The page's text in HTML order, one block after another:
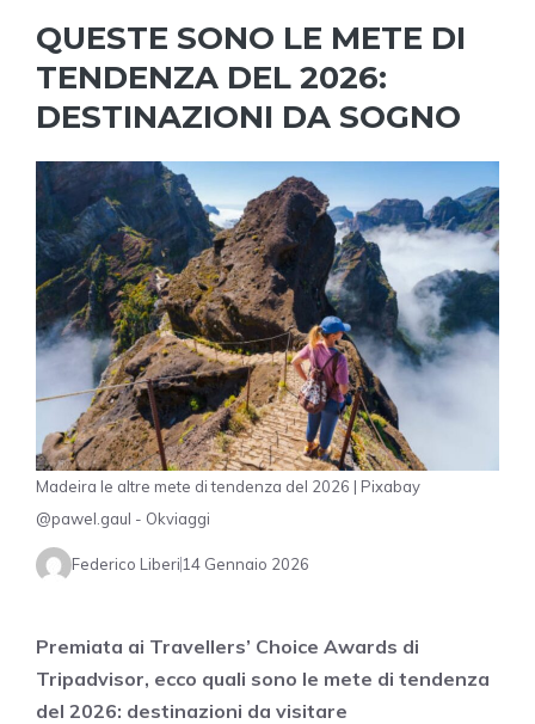
QUESTE SONO LE METE DI
TENDENZA DEL 2026:
DESTINAZIONI DA SOGNO
Madeira le altre mete di tendenza del 2026 | Pixabay
@pawel.gaul - Okviaggi
Federico Liberi14 Gennaio 2026
Premiata ai Travellers’ Choice Awards di
Tripadvisor, ecco quali sono le mete di tendenza
del 2026: destinazioni da visitare